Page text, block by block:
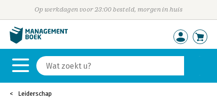
Op werkdagen voor 23:00 besteld, morgen in huis
Leiderschap